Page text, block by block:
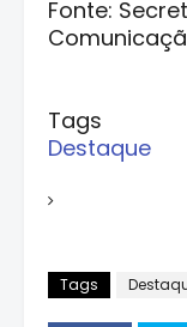
Fonte:
Tags
Destaque
Tags